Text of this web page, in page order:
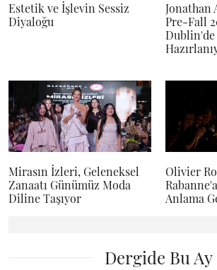
Estetik ve İşlevin Sessiz
Diyaloğu
Jonathan
Pre-Fall
Dublin'de
Mirasın İzleri, Geleneksel
Zanaatı Günümüz Moda
Diline Taşıyor
Olivier
Anlama
Dergide Bu Ay